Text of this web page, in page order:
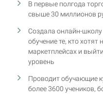
В первые полгода
свыше 30 миллионов
Создала онлайн-школу
обучение те, кто
маркетплейсах и
уровень
Проводит обучающие
более 3600 учеников,